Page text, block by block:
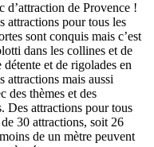
d’attraction de Provence !
attractions pour tous les
sont conquis mais c’est
dans les collines et de
et de rigolades en
attractions mais aussi
des thèmes et des
Des attractions pour tous
30 attractions, soit 26
de un mètre peuvent